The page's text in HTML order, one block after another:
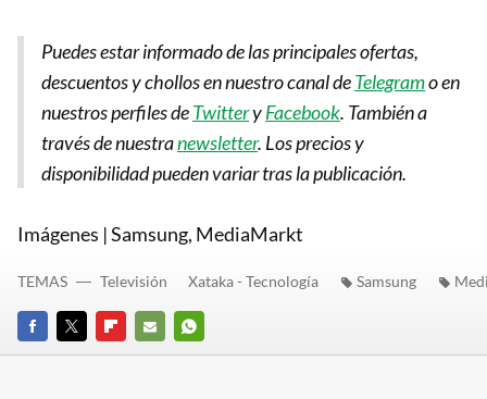
Puedes estar informado de las principales ofertas,
descuentos y chollos en nuestro canal deTelegramo en
nuestros perfiles deTwitteryFacebook. También a
través de nuestranewsletter. Los precios y
disponibilidad pueden variar tras la publicación.
Imágenes | Samsung, MediaMarkt
FACEBOOK
TWITTERFLIPBOARD
E-
WHATSAPP
TEMAS Televisión Xataka - Tecnología Samsung